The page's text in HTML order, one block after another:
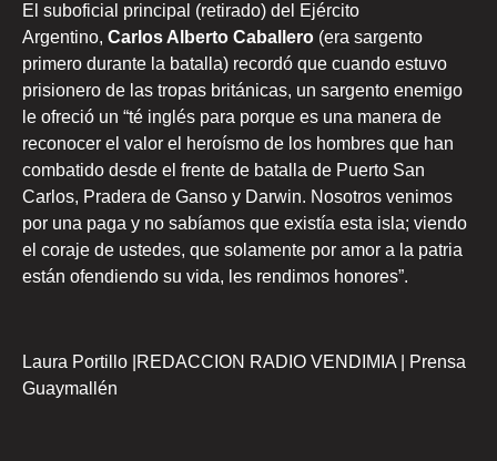
El suboficial principal (retirado) del Ejército
Argentino, Carlos Alberto Caballero (era sargento
primero durante la batalla) recordó que cuando estuvo
prisionero de las tropas británicas, un sargento enemigo
le ofreció un “té inglés para porque es una manera de
reconocer el valor el heroísmo de los hombres que han
combatido desde el frente de batalla de Puerto San
Carlos, Pradera de Ganso y Darwin. Nosotros venimos
por una paga y no sabíamos que existía esta isla; viendo
el coraje de ustedes, que solamente por amor a la patria
están ofendiendo su vida, les rendimos honores”.
Laura Portillo |REDACCION RADIO VENDIMIA | Prensa
Guaymallén